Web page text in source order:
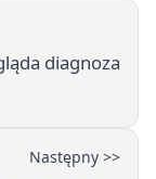
diagnoza
Następny >>